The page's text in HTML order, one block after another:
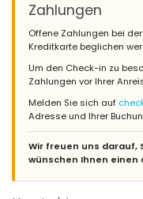
Zahlungen
Offene Zahlungen bei
Kreditkarte beglichen
Um den Check-in zu
Zahlungen vor Ihrer
Melden Sie sich auf
Adresse und Ihrer
Wir freuen uns darauf,
wünschen Ihnen